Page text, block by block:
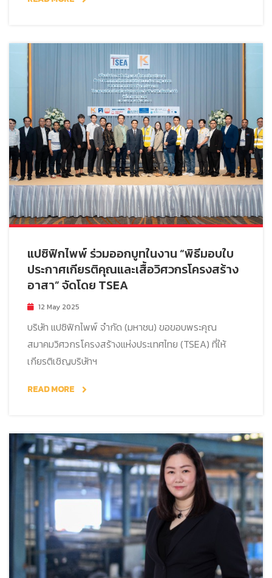
แปซิฟิกไพพ์ ร่วมออกบูทในงาน “พิธีมอบใบ
ประกาศเกียรติคุณและเสื้อวิศวกรโครงสร้าง
อาสา” จัดโดย TSEA
12 May 2025
บริษัท แปซิฟิกไพพ์ จำกัด (มหาชน) ขอขอบพระคุณ
สมาคมวิศวกรโครงสร้างแห่งประเทศไทย (TSEA) ที่ให้
เกียรติเชิญบริษัทฯ
READ MORE